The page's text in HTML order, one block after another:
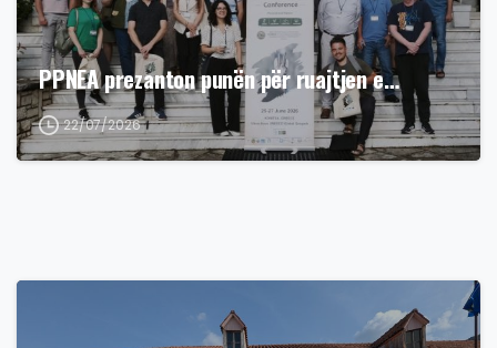
PPNEA prezanton punën për ruajtjen e…
22/07/2026